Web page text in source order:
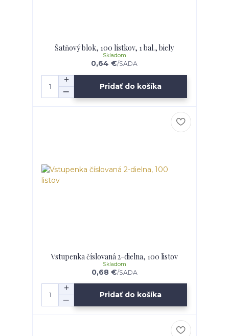
Šatňový blok, 100 lístkov, 1 bal., biely
0,64 €/SADA
Skladom
Pridať do košíka
Vstupenka číslovaná 2-dielna, 100 listov
0,68 €/SADA
Skladom
Pridať do košíka